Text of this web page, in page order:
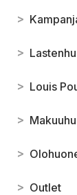
>
>
> Louis
>
>
> Outlet